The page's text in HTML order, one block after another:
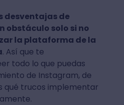
desventajas de
obstáculo solo si no
la plataforma de la
. Así que te
todo lo que puedas
de Instagram, de
qué trucos implementar